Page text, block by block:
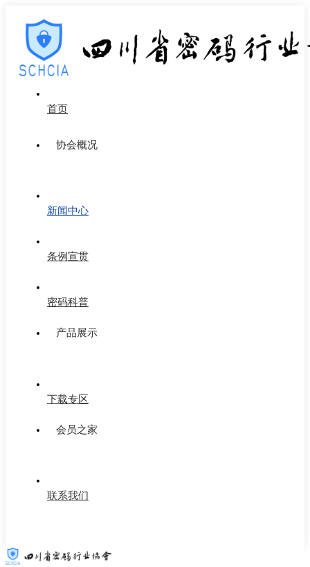
首页
协会概况
新闻中心
条例宣贯
密码科普
产品展示
下载专区
会员之家
联系我们